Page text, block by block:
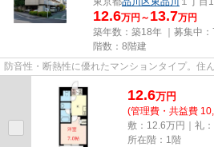
12.6万円～ 13.7万円
築年数：築18年 ｜募集中：
階数：8階建
防音性・断熱性に優れたマンションタイプ。住
12.6万円
(管理費・共益費
敷：12.6万円｜礼
所在階：1階